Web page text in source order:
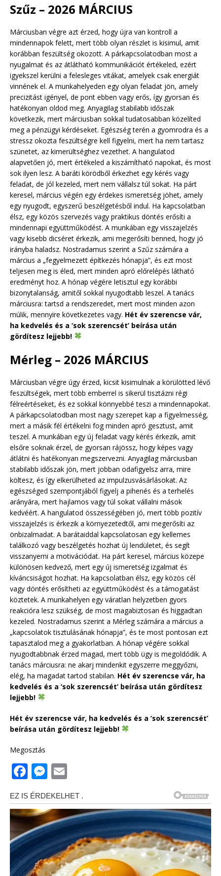
Szűz – 2026 MÁRCIUS
Márciusban végre azt érzed, hogy újra van kontroll a
mindennapok felett, mert több olyan részlet is kisimul, amit
korábban feszültség okozott. A párkapcsolatodban most a
nyugalmat és az átlátható kommunikációt értékeled, ezért
igyekszel kerülni a felesleges vitákat, amelyek csak energiát
vinnének el. A munkahelyeden egy olyan feladat jön, amely
precizitást igényel, de pont ebben vagy erős, így gyorsan és
hatékonyan oldod meg. Anyagilag stabilabb időszak
következik, mert márciusban sokkal tudatosabban közelíted
meg a pénzügyi kérdéseket. Egészség terén a gyomrodra és a
stressz okozta feszültségre kell figyelni, mert ha nem tartasz
szünetet, az kimerültséghez vezethet. A hangulatod
alapvetően jó, mert értékeled a kiszámítható napokat, és most
sok ilyen lesz. A baráti körödből érkezhet egy kérés vagy
feladat, de jól kezeled, mert nem vállalsz túl sokat. Ha párt
keresel, március végén egy érdekes ismeretség jöhet, amely
egy nyugodt, egyszerű beszélgetésből indul. Ha kapcsolatban
élsz, egy közös szervezés vagy praktikus döntés erősíti a
mindennapi együttműködést. A munkában egy visszajelzés
vagy kisebb dicséret érkezik, ami megerősíti benned, hogy jó
irányba haladsz. Nostradamus szerint a Szűz számára a
március a „fegyelmezett építkezés hónapja”, és ezt most
teljesen meg is éled, mert minden apró előrelépés látható
eredményt hoz. A hónap végére letisztul egy korábbi
bizonytalanság, amitől sokkal nyugodtabb leszel. A tanács
márciusra: tartsd a rendszeredet, mert most minden azon
múlik, mennyire következetes vagy. Hét év szerencse vár,
ha kedvelés és a ‘sok szerencsét’ beírása után
gördítesz lejjebb!
Mérleg – 2026 MÁRCIUS
Márciusban végre úgy érzed, kicsit kisimulnak a körülötted lévő
feszültségek, mert több emberrel is sikerül tisztázni régi
félreértéseket, és ez sokkal könnyebbé teszi a mindennapokat.
A párkapcsolatodban most nagy szerepet kap a figyelmesség,
mert a másik fél értékelni fog minden apró gesztust, amit
teszel. A munkában egy új feladat vagy kérés érkezik, amit
elsőre soknak érzel, de gyorsan rájössz, hogy képes vagy
átlátni és hatékonyan megszervezni. Anyagilag márciusban
stabilabb időszak jön, mert jobban odafigyelsz arra, mire
költesz, és így elkerülheted az impulzusvásárlásokat. Az
egészséged szempontjából figyelj a pihenés és a terhelés
arányára, mert hajlamos vagy túl sokat vállalni mások
kedvéért. A hangulatod összességében jó, mert több pozitív
visszajelzés is érkezik a környezetedtől, ami megerősíti az
önbizalmadat. A barátaiddal kapcsolatosan egy kellemes
találkozó vagy beszélgetés hozhat új lendületet, és segít
visszanyerni a motivációdat. Ha párt keresel, március közepe
különösen kedvező, mert egy új ismeretség izgalmat és
kíváncsiságot hozhat. Ha kapcsolatban élsz, egy közös cél
vagy döntés erősítheti az együttműködést és a támogatást
köztetek. A munkahelyen egy váratlan helyzetben gyors
reakcióra lesz szükség, de most magabiztosan és higgadtan
kezeled. Nostradamus szerint a Mérleg számára a március a
„kapcsolatok tisztulásának hónapja”, és te most pontosan ezt
tapasztalod meg a gyakorlatban. A hónap végére sokkal
nyugodtabbnak érzed magad, mert több ügy is megoldódik. A
tanács márciusra: ne akarj mindenkit egyszerre meggyőzni,
elég, ha magadat tartod stabilan. Hét év szerencse vár, ha
kedvelés és a ‘sok szerencsét’ beírása után gördítesz
lejjebb!
Hét év szerencse vár, ha kedvelés és a ‘sok szerencsét’
beírása után gördítesz lejjebb!
Megosztás
F
a
c
e
b
o
o
M
ss
e
n
g
e
ai
l